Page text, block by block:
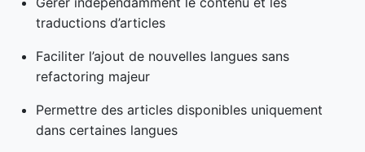
traductions d’articles
Faciliter l’ajout de nouvelles langues sans
refactoring majeur
Permettre des articles disponibles uniquement
dans certaines langues